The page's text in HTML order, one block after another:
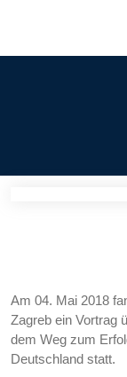
Am 04. Mai 2018
Zagreb ein Vortrag
dem Weg zum
Deutschland statt.